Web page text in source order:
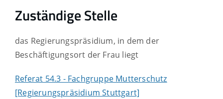
Zuständige Stelle
das Regierungspräsidium, in dem der
Beschäftigungsort der Frau liegt
Referat 54.3 - Fachgruppe Mutterschutz
[Regierungspräsidium Stuttgart]